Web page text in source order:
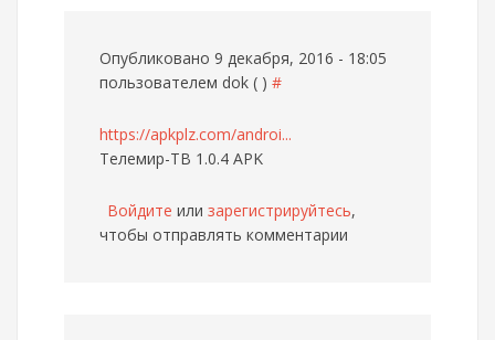
Опубликовано 9 декабря, 2016 - 18:05
пользователем dok ( ) #
https://apkplz.com/androi...
Телемир-ТВ 1.0.4 APK
Войдите или зарегистрируйтесь,
чтобы отправлять комментарии